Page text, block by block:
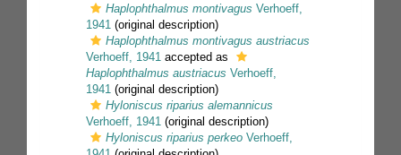
Haplophthalmus montivagus Verhoeff,
1941 (original description)
Haplophthalmus montivagus austriacus
Verhoeff, 1941 accepted as
Haplophthalmus austriacus Verhoeff,
1941 (original description)
Hyloniscus riparius alemannicus
Verhoeff, 1941 (original description)
Hyloniscus riparius perkeo Verhoeff,